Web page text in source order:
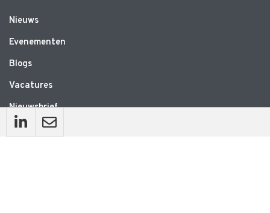
Nieuws
Evenementen
Blogs
Vacatures
Nieuwsbrief